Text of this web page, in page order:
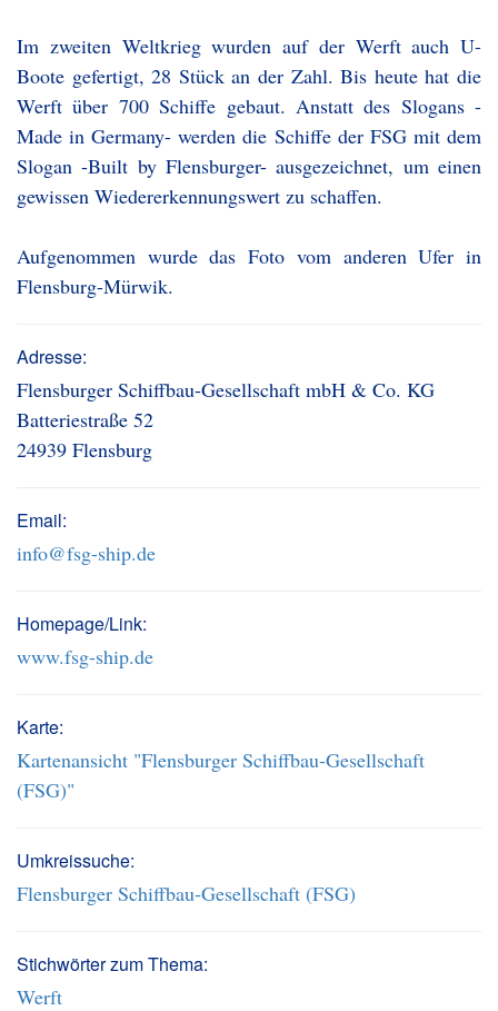
Im zweiten Weltkrieg wurden auf der Werft auch U-
Boote gefertigt, 28 Stück an der Zahl. Bis heute hat die
Werft über 700 Schiffe gebaut. Anstatt des Slogans -
Made in Germany- werden die Schiffe der FSG mit dem
Slogan -Built by Flensburger- ausgezeichnet, um einen
gewissen Wiedererkennungswert zu schaffen.
Aufgenommen wurde das Foto vom anderen Ufer in
Flensburg-Mürwik.
Adresse:
Flensburger Schiffbau-Gesellschaft mbH & Co. KG
Batteriestraße 52
24939 Flensburg
Email:
info@fsg-ship.de
Homepage/Link:
www.fsg-ship.de
Karte:
Kartenansicht "Flensburger Schiffbau-Gesellschaft
(FSG)"
Umkreissuche:
Flensburger Schiffbau-Gesellschaft (FSG)
Stichwörter zum Thema:
Werft